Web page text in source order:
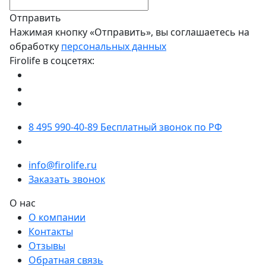
Отправить
Нажимая кнопку «Отправить», вы соглашаетесь на
обработку персональных данных
Firolife в соцсетях:
8 495 990-40-89 Бесплатный звонок по РФ
info@firolife.ru
Заказать звонок
О нас
О компании
Контакты
Отзывы
Обратная связь